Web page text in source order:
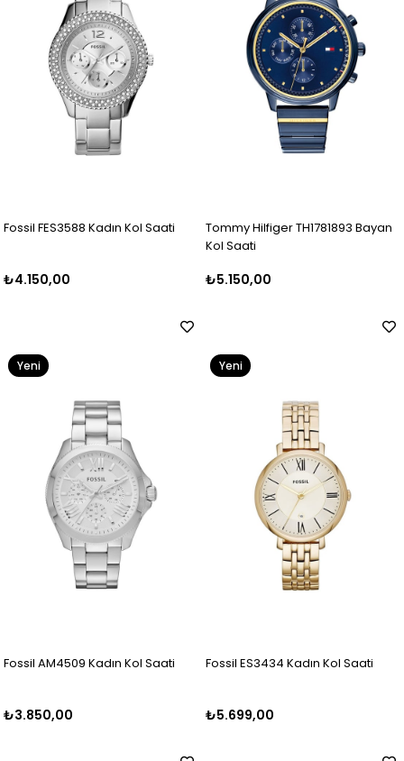
Fossil FES3588 Kadın Kol Saati
₺4.150,00
Tommy Hilfiger TH1781893 Bayan
Kol Saati
₺5.150,00
Fossil AM4509 Kadın Kol Saati
₺3.850,00
Yeni
Fossil ES3434 Kadın Kol Saati
₺5.699,00
Yeni